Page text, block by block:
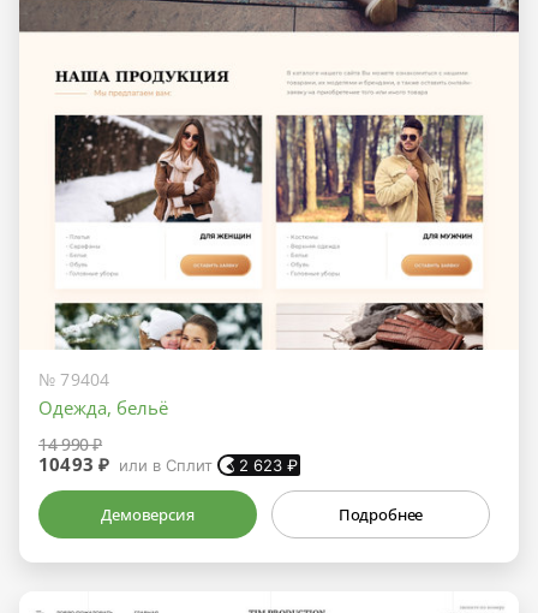
№ 79404
Одежда, бельё
14 990 ₽
10493 ₽ или в Сплит 2 623 ₽
Демоверсия Подробнее